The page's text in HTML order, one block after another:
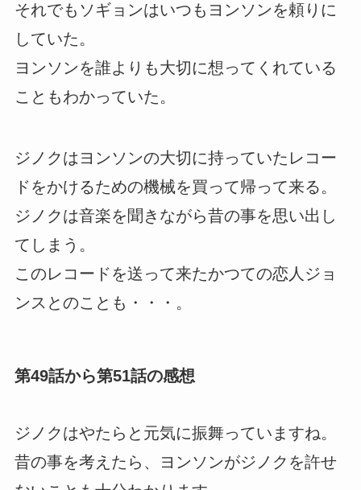
それでもソギョンはいつもヨンソンを頼りに
していた。
ヨンソンを誰よりも大切に想ってくれている
こともわかっていた。
ジノクはヨンソンの大切に持っていたレコー
ドをかけるための機械を買って帰って来る。
ジノクは音楽を聞きながら昔の事を思い出し
てしまう。
このレコードを送って来たかつての恋人ジョ
ンスとのことも・・・。
第49話から第51話の感想
ジノクはやたらと元気に振舞っていますね。
昔の事を考えたら、ヨンソンがジノクを許せ